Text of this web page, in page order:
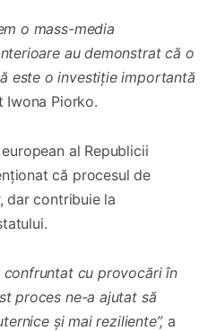
o mass-media
au demonstrat că o
este o investiție importantă
Iwona Piorko.
al Republicii
că procesul de
dar contribuie la
confruntat cu provocări în
proces ne-a ajutat să
și mai reziliente”,a